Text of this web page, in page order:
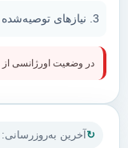
آخرین به‌روزرسانی: ۳۰ تیر ۱۴۰۵
نیازهای
در وضعیت اورژانسی